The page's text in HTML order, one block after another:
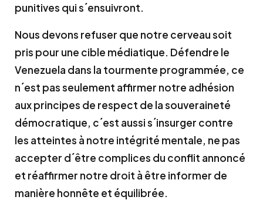
punitives qui s´ensuivront.
Nous devons refuser que notre cerveau soit
pris pour une cible médiatique. Défendre le
Venezuela dans la tourmente programmée, ce
n´est pas seulement affirmer notre adhésion
aux principes de respect de la souveraineté
démocratique, c´est aussi s´insurger contre
les atteintes à notre intégrité mentale, ne pas
accepter d´être complices du conflit annoncé
et réaffirmer notre droit à être informer de
manière honnête et équilibrée.